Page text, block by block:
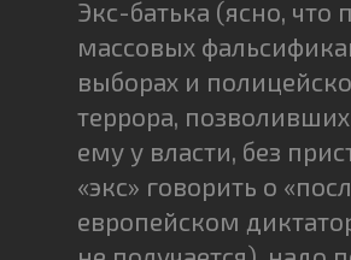
Экс-батька (ясно, что
массовых
выборах и
террора, позволивших
ему у власти, без
«экс» говорить о
европейском